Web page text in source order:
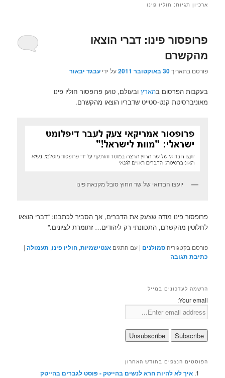
ארכיון תגיות: חוליו פינו
פרופסור פינו: דברי הוצאו
מהקשרם
פורסם בתאריך30 באוקטובר 2011 על ידיעבגד יבאור
בעקבות הפרסום בהארץ ובעולם, טוען פרופסור חוליו פינו
מאוניברסיטת קנט-סטייט שדבריו הוצאו מהקשרם.
יועצו הבדואי של שר החוץ סובל מקנאת פינו
פרופסור פינו מודה שצעק את הדברים, אך הסביר לכתבנו: “דברי הוצאו
לחלוטין מהקשרם, התכוונתי רק ליהודים… זתומרת לציונים.”
פורסם בקטגוריה סמולנים |עם התגים אנטישמיות,חוליו פינו, תעמולה |
כתיבת תגובה
הרשמה לעדכונים במייל
Your email:
הפוסטים הנצפים בחודש האחרון
איך לא להיות חרא לנשים בהייטק - פוסט לגברים בהייטק